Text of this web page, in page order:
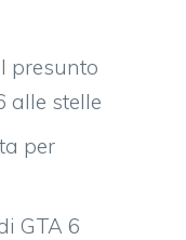
presunto
alle stelle
per
GTA 6